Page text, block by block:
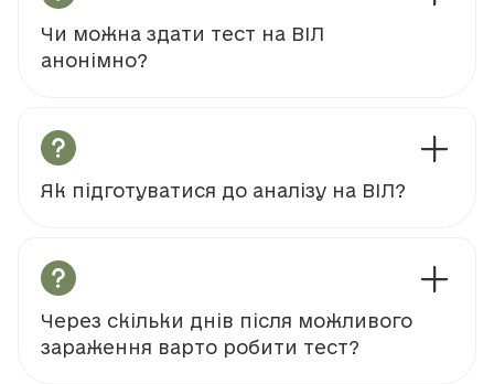
Чи можна здати тест на ВІЛ
анонімно?
Як підготуватися до аналізу на ВІЛ?
Через скільки днів після можливого
зараження варто робити тест?